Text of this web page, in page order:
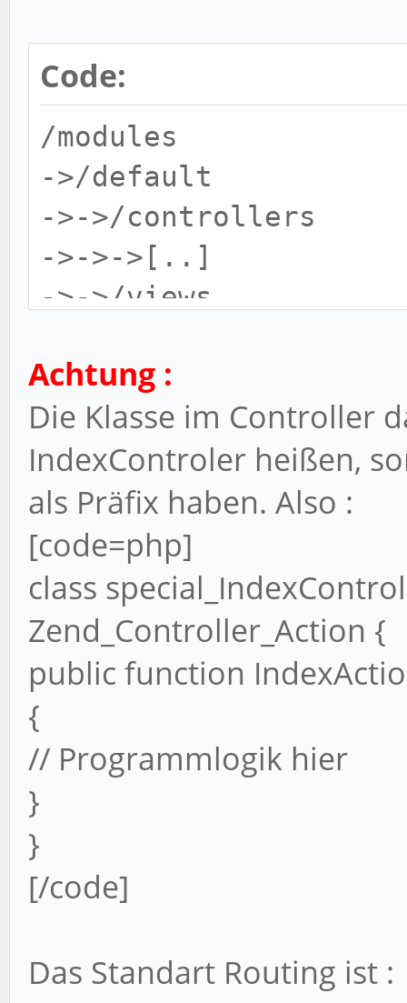
Code:
/modules
->/default
->->/controllers
->->->[..]
->->/views
->/special
->->/controllers
->->->[..]
->->/views
->->->/[..]
Achtung :
Die Klasse im Controller
IndexControler heißen,
als Präfix haben. Also :
[code=php]
class
Zend_Controller_Action {
public function
{
// Programmlogik hier
}
}
[/code]
Das Standart Routing ist :